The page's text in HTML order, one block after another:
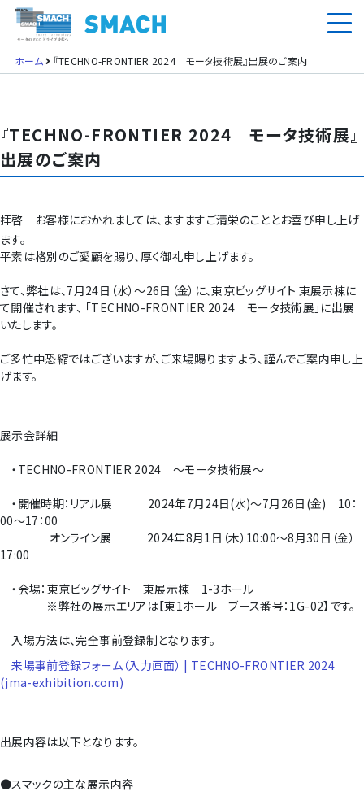
ホーム 『TECHNO-FRONTIER 2024 モータ技術展』出展のご案内
『TECHNO-FRONTIER 2024 モータ技術展』
出展のご案内
拝啓 お客様におかれましては、ますますご清栄のこととお喜び申し上げ
ます。
平素は格別のご愛顧を賜り、厚く御礼申し上げます。
さて、弊社は、7月24日（水）～26日（金）に、東京ビッグサイト 東展示棟に
て開催されます、 ｢TECHNO-FRONTIER 2024 モータ技術展｣に出展
いたします。
ご多忙中恐縮ではございますが、ご来場賜りますよう、謹んでご案内申し上
げます。
展示会詳細
・TECHNO-FRONTIER 2024 ～モータ技術展～
・開催時期：リアル展 2024年7月24日(水)～7月26日(金) 10：
00～17：00
オンライン展 2024年8月1日（木）10:00～8月30日（金）
17:00
・会場：東京ビッグサイト 東展示棟 1-3ホール
※弊社の展示エリアは【東1ホール ブース番号：1G-02】です。
入場方法は、完全事前登録制となります。
来場事前登録フォーム（入力画面） | TECHNO-FRONTIER 2024
(jma-exhibition.com)
出展内容は以下となります。
●スマックの主な展示内容